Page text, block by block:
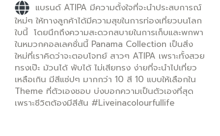
แบรนด์ ATIPA มีความตั้งใจที่จะนำประสบการณ์
ใหม่ๆ ให้ทางลูกค้าได้มีความสุขในการท่องเที่ยวบนโลก
ใบนี้ โดยนึกถึงความสะดวกสบายในการเก็บและพกพา
ในหมวกคอลเลคชั่นนี้ Panama Collection เป็นสิ่ง
ใหม่ที่เราคิดว่าจะตอบโจทย์ สาวๆ ATIPA เพราะทั้งสวย
ทรงเป๊ะ ม้วนได้ พับได้ ไม่เสียทรง ง่ายที่จะนำไปเที่ยว
เหลือเกิน มีสีแซ่ปๆ มากกว่า 10 สี 10 แบบให้เลือกใน
Theme ที่ตัวเองชอบ บ่งบอกความเป็นตัวเองที่สุด
เพราะชีวิตต้องมีสีสัน #Liveinacolourfullife